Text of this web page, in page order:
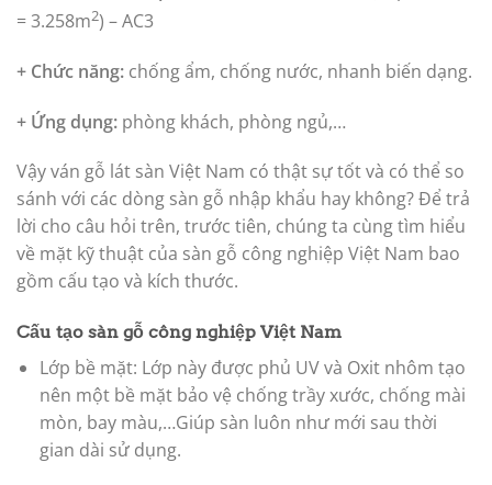
= 3.258m2) – AC3
+ Chức năng: chống ẩm, chống nước, nhanh biến dạng.
+ Ứng dụng: phòng khách, phòng ngủ,…
Vậy ván gỗ lát sàn Việt Nam có thật sự tốt và có thể so
sánh với các dòng sàn gỗ nhập khẩu hay không? Để trả
lời cho câu hỏi trên, trước tiên, chúng ta cùng tìm hiểu
về mặt kỹ thuật của sàn gỗ công nghiệp Việt Nam bao
gồm cấu tạo và kích thước.
Cấu tạo sàn gỗ công nghiệp Việt Nam
Lớp bề mặt: Lớp này được phủ UV và Oxit nhôm tạo
nên một bề mặt bảo vệ chống trầy xước, chống mài
mòn, bay màu,…Giúp sàn luôn như mới sau thời
gian dài sử dụng.